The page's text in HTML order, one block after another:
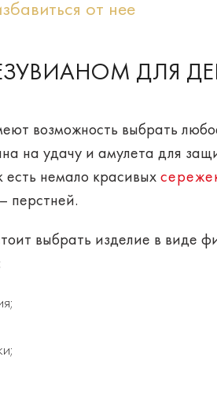
от нее
ДЛЯ
возможность выбрать
на удачу и амулета для
есть немало красивых
– перстней.
выбрать изделие в виде